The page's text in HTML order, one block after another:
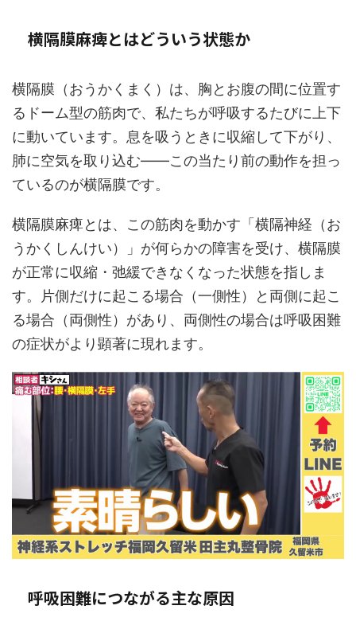
横隔膜麻痺とはどういう状態か
横隔膜（おうかくまく）は、胸とお腹の間に位置す
るドーム型の筋肉で、私たちが呼吸するたびに上下
に動いています。息を吸うときに収縮して下がり、
肺に空気を取り込む——この当たり前の動作を担っ
ているのが横隔膜です。
横隔膜麻痺とは、この筋肉を動かす「横隔神経（お
うかくしんけい）」が何らかの障害を受け、横隔膜
が正常に収縮・弛緩できなくなった状態を指しま
す。片側だけに起こる場合（一側性）と両側に起こ
る場合（両側性）があり、両側性の場合は呼吸困難
の症状がより顕著に現れます。
呼吸困難につながる主な原因